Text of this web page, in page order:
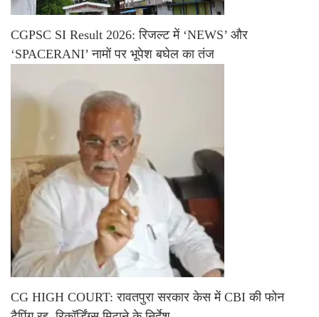
CGPSC SI Result 2026: रिजल्ट में ‘NEWS’ और
‘SPACERANI’ नामों पर भूपेश बघेल का तंज
CG HIGH COURT: रावतपुरा सरकार केस में CBI की फोन